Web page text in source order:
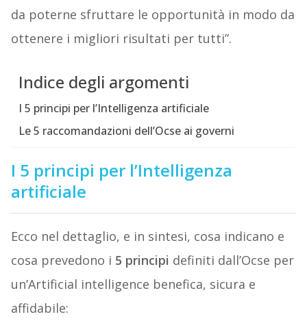
da poterne sfruttare le opportunità in modo da
ottenere i migliori risultati per tutti”.
Indice degli argomenti
I 5 principi per l’Intelligenza artificiale
Le 5 raccomandazioni dell’Ocse ai governi
I 5 principi per l’Intelligenza
artificiale
Ecco nel dettaglio, e in sintesi, cosa indicano e
cosa prevedono i 5 principi definiti dall’Ocse per
un’Artificial intelligence benefica, sicura e
affidabile: